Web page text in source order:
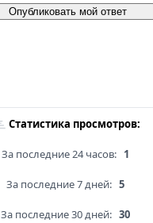
Опубликовать мой ответ
Статистика просмотров:
За последние 24 часов: 1
За последние 7 дней: 5
За последние 30 дней: 30